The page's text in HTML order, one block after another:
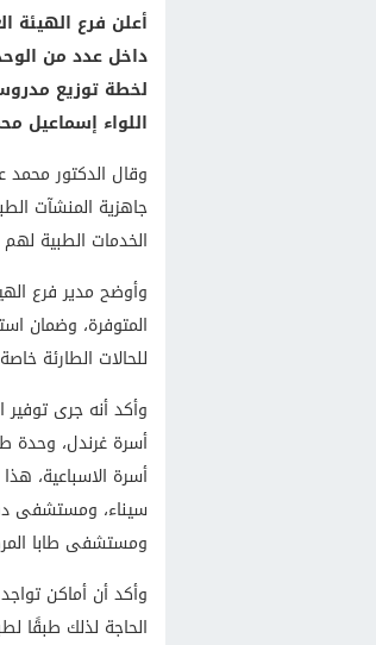
أعلن فرع الهيئة
داخل عدد من
لخطة توزيع
اللواء إسماعيل
وقال الدكتور محمد
جاهزية المنشآت
الخدمات الطبية
وأوضح مدير فرع
المتوفرة، وضمان
للحالات الطارئة
وأكد أنه جرى
أسرة الاسباعية،
سيناء، ومستشفى
ومستشفى طابا
وأكد أن أماكن
الحاجة لذلك طبقًا